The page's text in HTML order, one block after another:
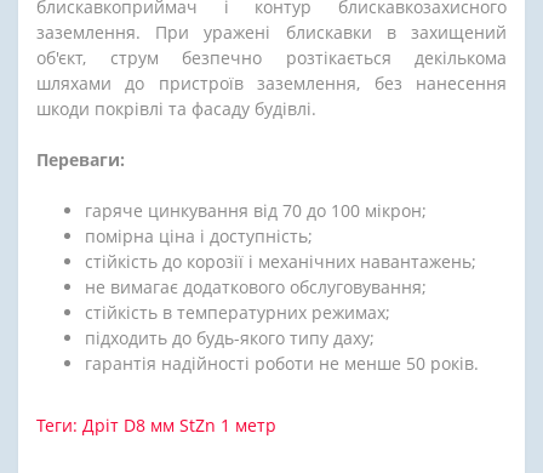
блискавкоприймач і контур блискавкозахисного
заземлення. При уражені блискавки в захищений
об'єкт, струм безпечно розтікається декількома
шляхами до пристроїв заземлення, без нанесення
шкоди покрівлі та фасаду будівлі.
Переваги:
гаряче цинкування від 70 до 100 мікрон;
помірна ціна і доступність;
стійкість до корозії і механічних навантажень;
не вимагає додаткового обслуговування;
стійкість в температурних режимах;
підходить до будь-якого типу даху;
гарантія надійності роботи не менше 50 років.
Теги: Дріт D8 мм StZn 1 метр